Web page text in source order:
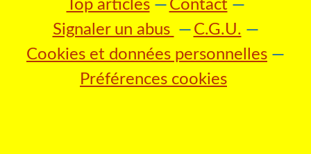
Top articles
Contact
Signaler un abus
C.G.U.
Cookies et données personnelles
Préférences cookies